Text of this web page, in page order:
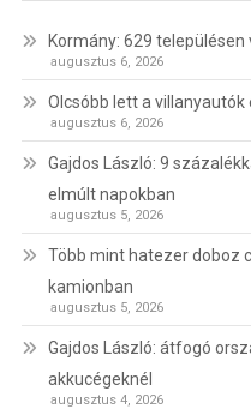
Kormány: 629
augusztus 6, 2026
Olcsóbb lett a
augusztus 6, 2026
Gajdos László: 9
elmúlt napokban
augusztus 5, 2026
Több mint hatezer doboz
kamionban
augusztus 5, 2026
Gajdos László: átfogó
akkucégeknél
augusztus 4, 2026